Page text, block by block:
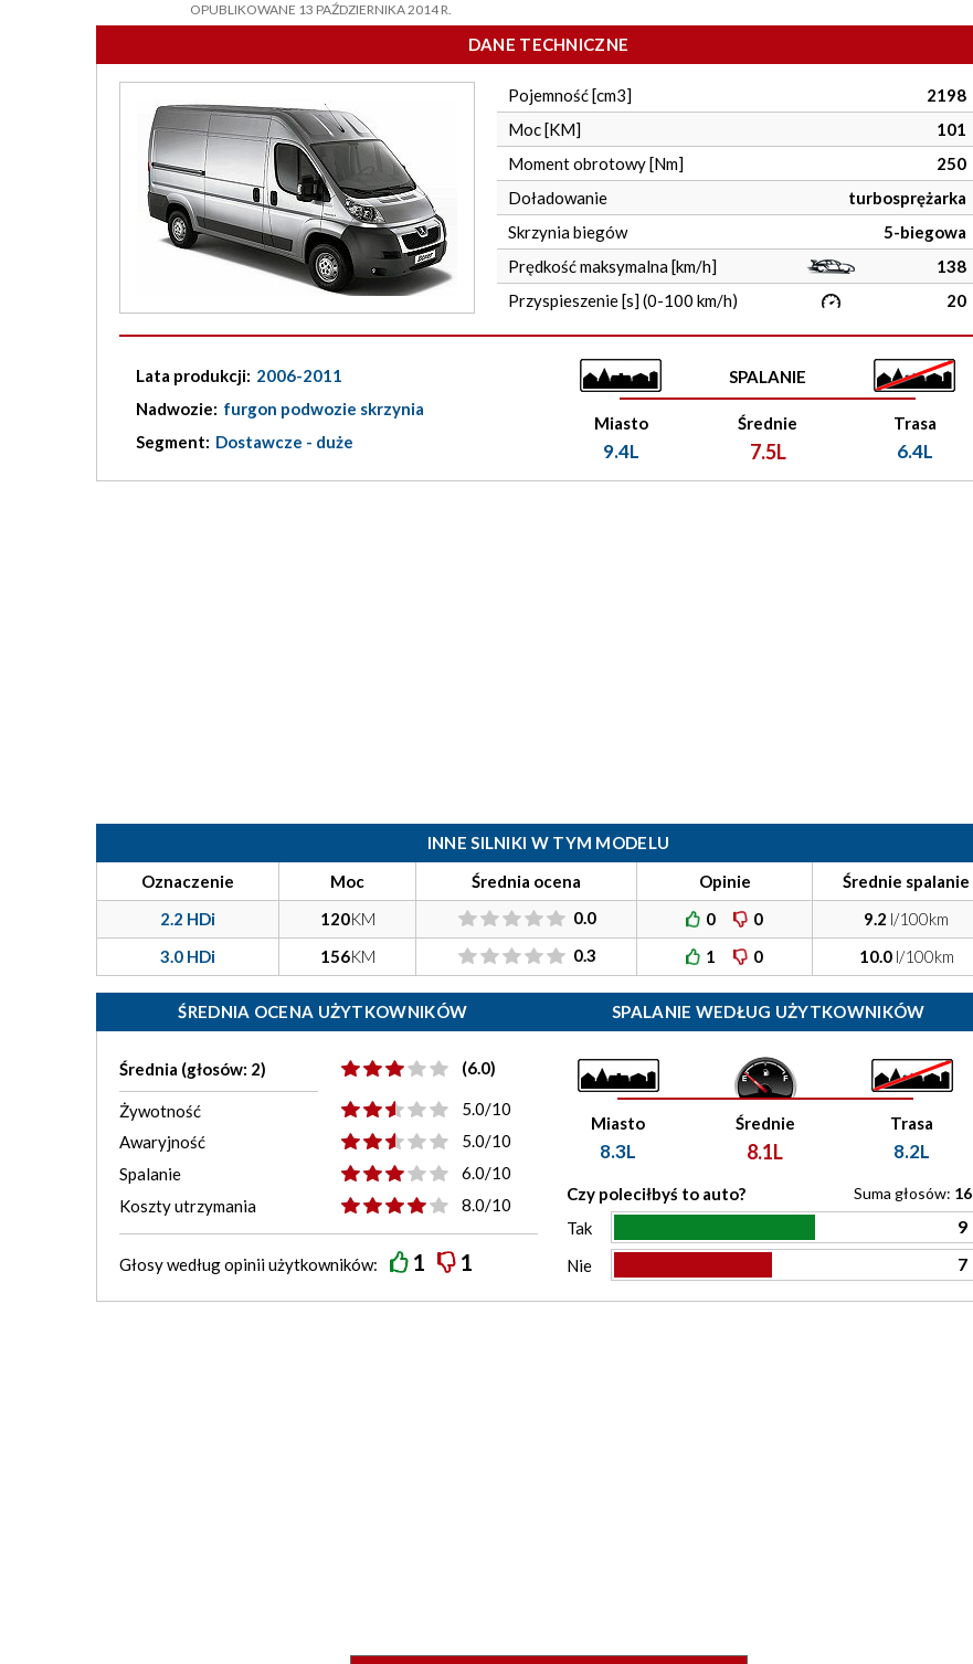
OPUBLIKOWANE 13 PAŹDZIERNIKA 2014 R.
DANE TECHNICZNE
Pojemność [cm3]
2198
Moc [KM]
101
Moment obrotowy [Nm]
250
Doładowanie
turbosprężarka
Skrzynia biegów
5-biegowa
Prędkość maksymalna [km/h]
138
Przyspieszenie [s] (0-100 km/h)
20
Lata produkcji: 2006-2011
Nadwozie: furgon podwozie skrzynia
Segment: Dostawcze - duże
SPALANIE
Miasto
9.4L
Średnie
7.5L
Trasa
6.4L
INNE SILNIKI W TYM MODELU
Oznaczenie
Moc Średnia ocena Opinie
Średnie spalanie
2.2 HDi
120KM 0.0 0 0 9.2 l/100km
3.0 HDi
156KM 0.3 1 0 10.0l/100km
ŚREDNIA OCENA UŻYTKOWNIKÓW
Średnia (głosów: 2) (6.0)
Żywotność
5.0/10
Awaryjność
5.0/10
Spalanie
6.0/10
Koszty utrzymania
8.0/10
Głosy wedługopiniiużytkowników: 1 1
SPALANIE WEDŁUG UŻYTKOWNIKÓW
Miasto
8.3L
Średnie
8.1L
Trasa
8.2L
Czy poleciłbyś to auto? Suma głosów: 16
Tak 9
Nie 7